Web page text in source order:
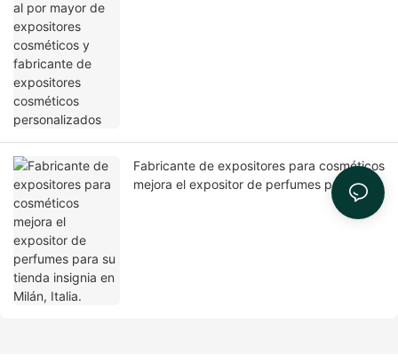
Fabricante de expositores para cosméticos
mejora el expositor de perfumes para su